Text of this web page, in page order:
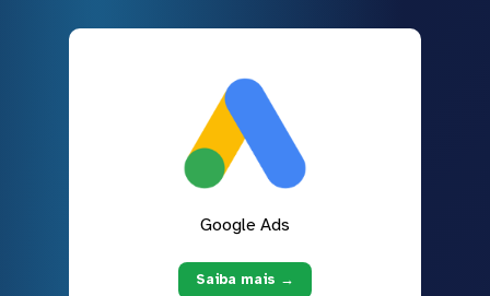
Google Ads
Saiba mais →